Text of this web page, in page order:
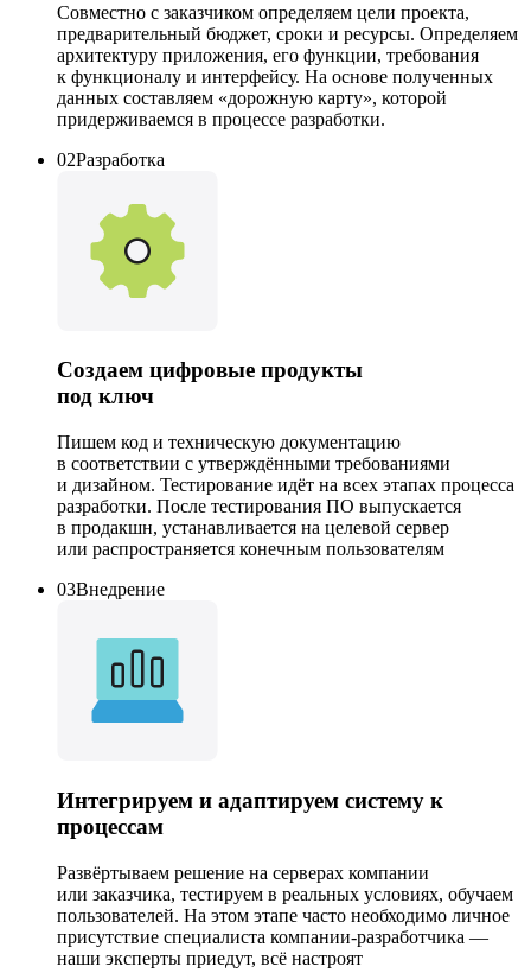
Совместно с заказчиком определяем цели проекта,
предварительный бюджет, сроки и ресурсы. Определяем
архитектуру приложения, его функции, требования
к функционалу и интерфейсу. На основе полученных
данных составляем «дорожную карту», которой
придерживаемся в процессе разработки.
02Разработка
Создаем цифровые продукты
под ключ
Пишем код и техническую документацию
в соответствии с утверждёнными требованиями
и дизайном. Тестирование идёт на всех этапах процесса
разработки. После тестирования ПО выпускается
в продакшн, устанавливается на целевой сервер
или распространяется конечным пользователям
03Внедрение
Интегрируем и адаптируем систему к
процессам
Развёртываем решение на серверах компании
или заказчика, тестируем в реальных условиях, обучаем
пользователей. На этом этапе часто необходимо личное
присутствие специалиста компании-разработчика —
наши эксперты приедут, всё настроят